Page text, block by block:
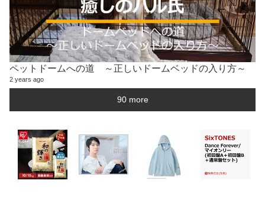
ペットドームへの道 ～正しいドームベッドの入り方～
2 years ago
90 more